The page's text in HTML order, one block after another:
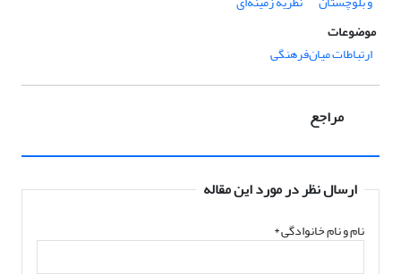
موضوعات
ارتباطات میان‌فرهنگی
مراجع
ارسال نظر در مورد این مقاله
نام و نام خانوادگی*